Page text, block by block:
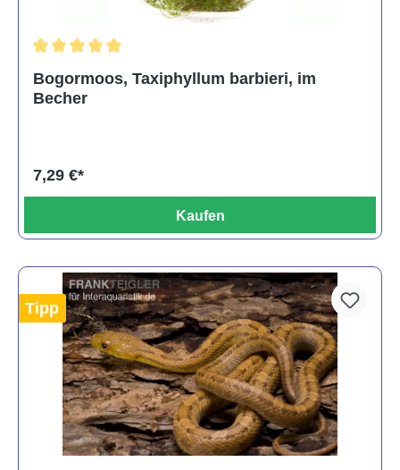
Bogormoos, Taxiphyllum barbieri, im
Becher
7,29 €*
Kaufen
Tipp